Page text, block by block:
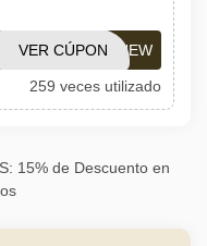
ASOSNEW
VER CÚPON
259 veces utilizado
15% de Descuento en